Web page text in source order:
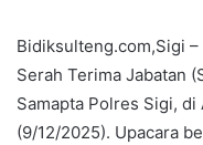
Bidiksulteng.com,Sigi
Serah Terima Jabatan
Samapta Polres Sigi,
(9/12/2025). Upacara